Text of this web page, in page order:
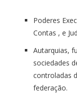
Poderes
Contas , e
Autarquias,
sociedades
controladas
federação.